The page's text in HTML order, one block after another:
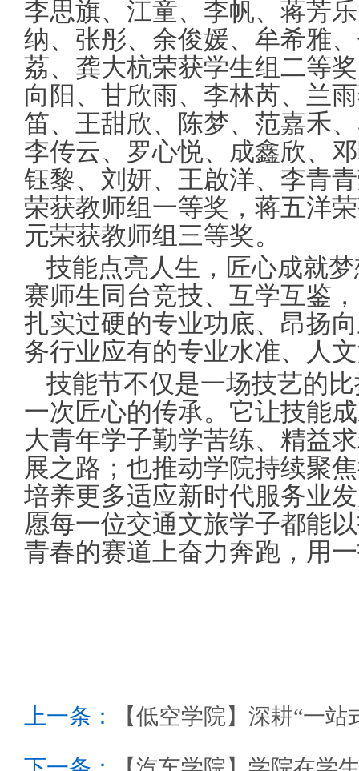
李思旗、江童、李帆、蒋芳
纳、张彤、余俊媛、牟希雅
荔、龚大杭荣获学生组二等
向阳、甘欣雨、李林芮、兰
笛、王甜欣、陈梦、范嘉禾
李传云、罗心悦、成鑫欣、
钰黎、刘妍、王啟洋、李青
荣获教师组一等奖，蒋五洋
元荣获教师组三等奖。
技能点亮人生，匠心成就
赛师生同台竞技、互学互鉴
扎实过硬的专业功底、昂扬
务行业应有的专业水准、人
技能节不仅是一场技艺的
一次匠心的传承。它让技能
大青年学子勤学苦练、精益
展之路；也推动学院持续聚
培养更多适应新时代服务业
愿每一位交通文旅学子都能
青春的赛道上奋力奔跑，用
上一条： 【低空学院】深耕“一